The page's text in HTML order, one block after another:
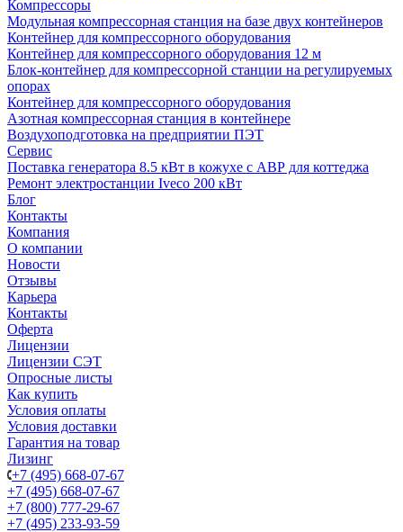
Компрессоры
Модульная компрессорная станция на базе двух контейнеров
Контейнер для компрессорного оборудования
Контейнер для компрессорного оборудования 12 м
Блок-контейнер для компрессорной станции на регулируемых
опорах
Контейнер для компрессорного оборудования
Азотная компрессорная станция в контейнере
Воздухоподготовка на предприятии ПЭТ
Сервис
Поставка генератора 8.5 кВт в кожухе с АВР для коттеджа
Ремонт электростанции Iveco 200 кВт
Блог
Контакты
Компания
О компании
Новости
Отзывы
Карьера
Контакты
Оферта
Лицензии
Лицензии СЭТ
Опросные листы
Как купить
Условия оплаты
Условия доставки
Гарантия на товар
Лизинг
+7 (495) 668-07-67
+7 (495) 668-07-67
+7 (800) 777-29-67
+7 (495) 233-93-59